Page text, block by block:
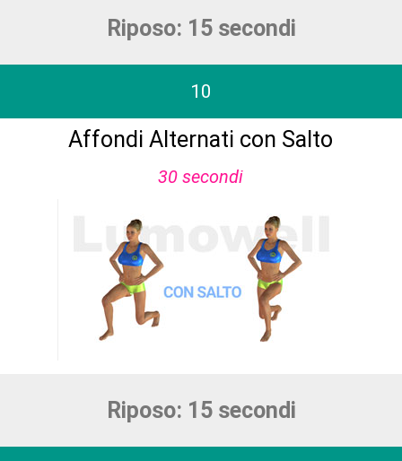
Riposo: 15 secondi
10
Affondi Alternati con Salto
30 secondi
Riposo: 15 secondi